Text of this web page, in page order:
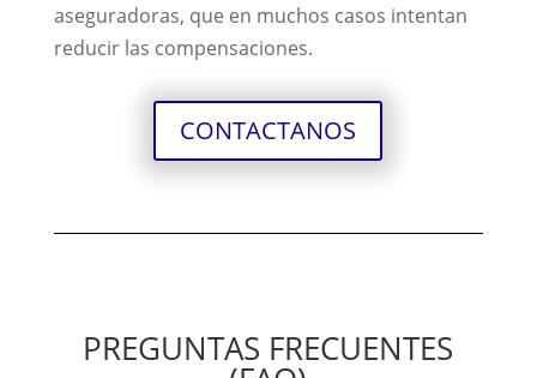
aseguradoras, que en muchos casos intentan
reducir las compensaciones.
CONTACTANOS
PREGUNTAS FRECUENTES